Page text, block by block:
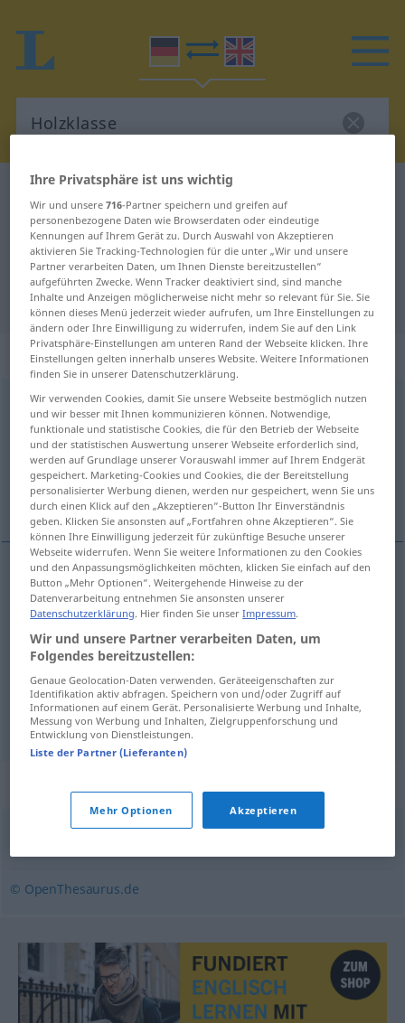
Deutsch-Englisch Wörterbuch
Deutsch-Englisch Übersetzung für
"Holzklasse"
"Holzklasse" Englisch Übersetzung
„Holzklasse“: Femininum
Holzklassef
Übersicht aller Übersetzungen
(Für mehr Details die Übersetzung anklicken/antippen)
third class grade of wood
grade(odclassification) ofwood(odtimber)
HolzklasseGüteklasse für Holz
thirdclass Holzklassebilligste Klasse bei
Transportmitteln FIG HUM
Synonyme für "Holzklasse"
© OpenThesaurus.de
Ihre Privatsphäre ist uns wichtig
Wir und unsere716-Partner speichern und greifen auf
personenbezogene Daten wie Browserdaten oder eindeutige
Kennungen auf Ihrem Gerät zu. Durch Auswahl von Akzeptieren
aktivieren Sie Tracking-Technologien für die unter „Wir und unsere
Partner verarbeiten Daten, um Ihnen Dienste bereitzustellen“
aufgeführten Zwecke. Wenn Tracker deaktiviert sind, sind manche
Inhalte und Anzeigen möglicherweise nicht mehr so relevant für Sie. Sie
können dieses Menü jederzeit wieder aufrufen, um Ihre Einstellungen zu
ändern oder Ihre Einwilligung zu widerrufen, indem Sie auf den Link
Privatsphäre-Einstellungen am unteren Rand der Webseite klicken. Ihre
Einstellungen gelten innerhalb unseres Website. Weitere Informationen
finden Sie in unserer Datenschutzerklärung.
Wir verwenden Cookies, damit Sie unsere Webseite bestmöglich nutzen
und wir besser mit Ihnen kommunizieren können. Notwendige,
funktionale und statistische Cookies, die für den Betrieb der Webseite
und der statistischen Auswertung unserer Webseite erforderlich sind,
werden auf Grundlage unserer Vorauswahl immer auf Ihrem Endgerät
gespeichert. Marketing-Cookies und Cookies, die der Bereitstellung
personalisierter Werbung dienen, werden nur gespeichert, wenn Sie uns
durch einen Klick auf den „Akzeptieren“-Button Ihr Einverständnis
geben. Klicken Sie ansonsten auf „Fortfahren ohne Akzeptieren“. Sie
können Ihre Einwilligung jederzeit für zukünftige Besuche unserer
Webseite widerrufen. Wenn Sie weitere Informationen zu den Cookies
und den Anpassungsmöglichkeiten möchten, klicken Sie einfach auf den
Button „Mehr Optionen“. Weitergehende Hinweise zu der
Datenverarbeitung entnehmen Sie ansonsten unserer
Datenschutzerklärung. Hier finden Sie unserImpressum.
Wir und unsere Partner verarbeiten Daten, um
Folgendes bereitzustellen:
Genaue Geolocation-Daten verwenden. Geräteeigenschaften zur
Identifikation aktiv abfragen. Speichern von und/oder Zugriff auf
Informationen auf einem Gerät. Personalisierte Werbung und Inhalte,
Messung von Werbung und Inhalten, Zielgruppenforschung und
Entwicklung von Dienstleistungen.
Liste der Partner (Lieferanten)
Mehr Optionen Akzeptieren